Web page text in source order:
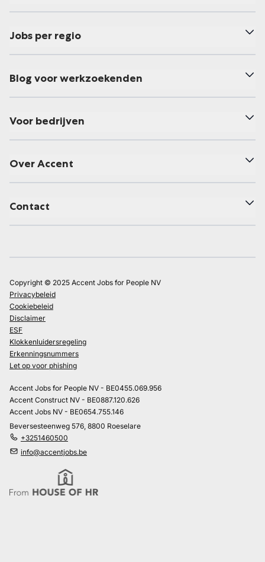
Jobs per regio
Blog voor werkzoekenden
Voor bedrijven
Over Accent
Contact
Copyright © 2025 Accent Jobs for People NV
Privacybeleid
Cookiebeleid
Disclaimer
ESF
Klokkenluidersregeling
Erkenningsnummers
Let op voor phishing
Accent Jobs for People NV - BE0455.069.956
Accent Construct NV - BE0887.120.626
Accent Jobs NV - BE0654.755.146
Beversesteenweg 576, 8800 Roeselare
+3251460500
info@accentjobs.be